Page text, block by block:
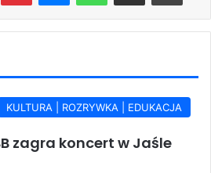
KULTURA | ROZRYWKA | EDUKACJA
zagra koncert w Jaśle